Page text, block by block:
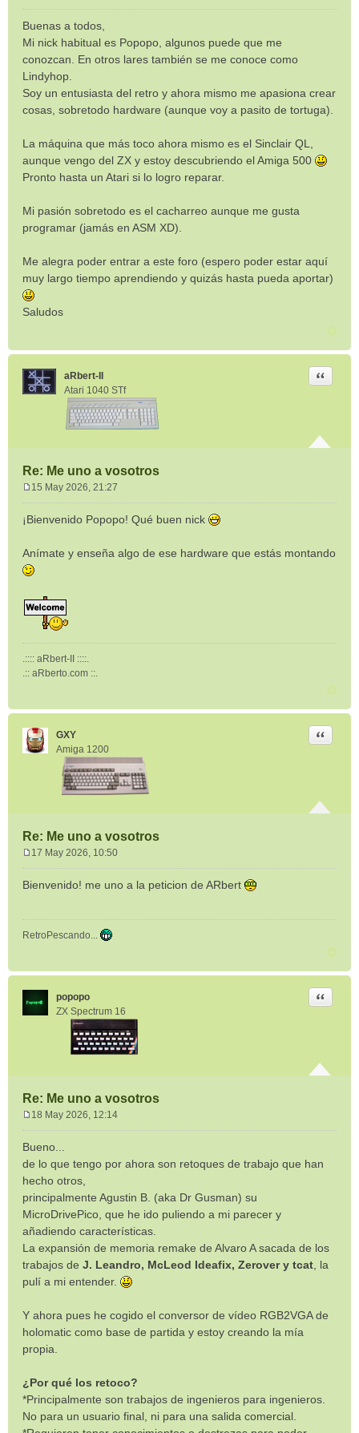
n
s
a
j
e
Buenas a todos,
Mi nick habitual es Popopo, algunos puede que me
conozcan. En otros lares también se me conoce como
Lindyhop.
Soy un entusiasta del retro y ahora mismo me apasiona crear
cosas, sobretodo hardware (aunque voy a pasito de tortuga).
La máquina que más toco ahora mismo es el Sinclair QL,
aunque vengo del ZX y estoy descubriendo el Amiga 500
Pronto hasta un Atari si lo logro reparar.
Mi pasión sobretodo es el cacharreo aunque me gusta
programar (jamás en ASM XD).
Me alegra poder entrar a este foro (espero poder estar aquí
muy largo tiempo aprendiendo y quizás hasta pueda aportar)
Saludos
aRbert-II
Atari 1040 STf
Re: Me uno a vosotros
Citar
n
a
j
15 May 2026, 21:27
¡Bienvenido Popopo! Qué buen nick
Anímate y enseña algo de ese hardware que estás montando
.:::: aRbert-II ::::.
.:: aRberto.com ::.
GXY
Amiga 1200
Re: Me uno a vosotros
Citar
n
a
j
17 May 2026, 10:50
Bienvenido! me uno a la peticion de ARbert
RetroPescando...
popopo
ZX Spectrum 16
Re: Me uno a vosotros
Citar
n
s
a
j
e
18 May 2026, 12:14
Bueno...
de lo que tengo por ahora son retoques de trabajo que han
hecho otros,
principalmente Agustin B. (aka Dr Gusman) su
MicroDrivePico, que he ido puliendo a mi parecer y
añadiendo características.
La expansión de memoria remake de Alvaro A sacada de los
trabajos de J. Leandro, McLeod Ideafix, Zerover y tcat , la
pulí a mi entender.
Y ahora pues he cogido el conversor de vídeo RGB2VGA de
holomatic como base de partida y estoy creando la mía
propia.
¿Por qué los retoco?
*Principalmente son trabajos de ingenieros para ingenieros.
No para un usuario final, ni para una salida comercial.